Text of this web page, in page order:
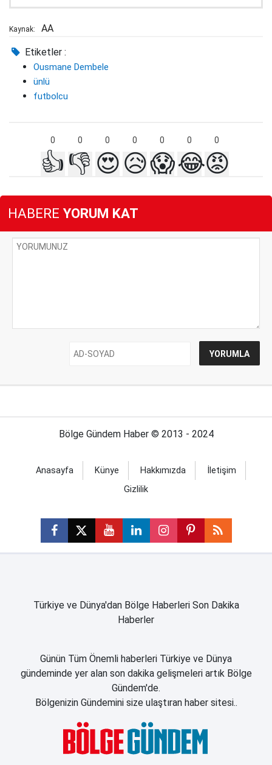
Kaynak: AA
Etiketler :
Ousmane Dembele
ünlü
futbolcu
0 0 0 0 0 0 0
👍 👎 😍😥😱😂😡
HABERE YORUM KAT
Bölge Gündem Haber © 2013 - 2024
Anasayfa Künye Hakkımızda
İletişim
Gizlilik
Türkiye ve Dünya'dan Bölge Haberleri Son Dakika
Haberler
Günün Tüm Önemli haberleri Türkiye ve Dünya
gündeminde yer alan son dakika gelişmeleri artık Bölge
Gündem'de.
Bölgenizin Gündemini size ulaştıran haber sitesi..